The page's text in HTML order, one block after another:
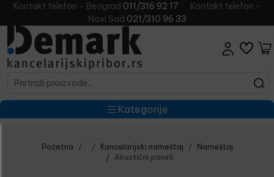
Kontakt telefon - Beograd 011/316 92 17
Kontakt telefon -
Novi Sad 021/310 96 33
Kategorije
Početna Kancelarijski nameštaj
Nameštaj
Akustični paneli